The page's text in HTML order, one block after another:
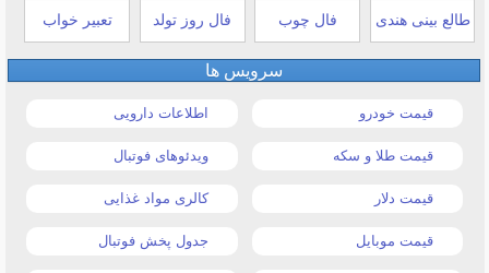
طالع بینی هندی فال چوب فال روز تولد تعبیر خواب
سرویس ها
قیمت خودرو اطلاعات دارویی
قیمت طلا و سکه ویدئوهای فوتبال
قیمت دلار کالری مواد غذایی
قیمت موبایل جدول پخش فوتبال